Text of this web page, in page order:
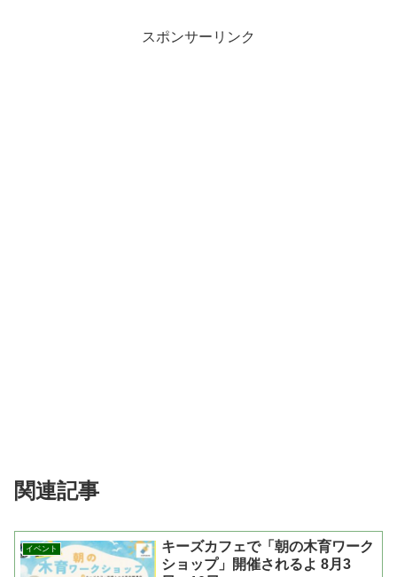
スポンサーリンク
関連記事
イベント
キーズカフェで「朝の木育ワーク
ショップ」開催されるよ 8月3